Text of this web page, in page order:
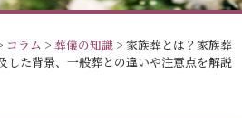
コラム > 葬儀の知識> 家族葬とは？家族葬
した背景、一般葬との違いや注意点を解説